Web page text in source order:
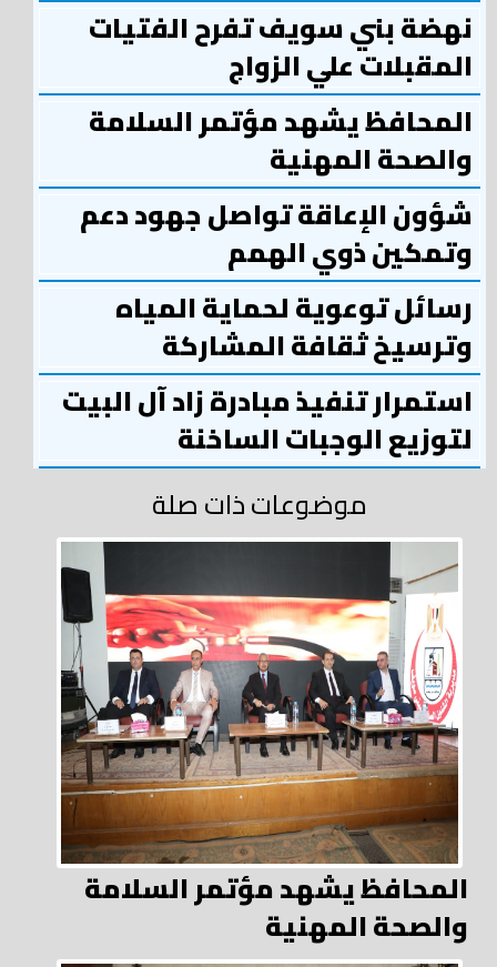
نهضة بني سويف تفرح الفتيات
المقبلات علي الزواج
المحافظ يشهد مؤتمر السلامة
والصحة المهنية
شؤون الإعاقة تواصل جهود دعم
وتمكين ذوي الهمم
رسائل توعوية لحماية المياه
وترسيخ ثقافة المشاركة
استمرار تنفيذ مبادرة زاد آل البيت
لتوزيع الوجبات الساخنة
موضوعات ذات صلة
المحافظ يشهد مؤتمر السلامة
والصحة المهنية